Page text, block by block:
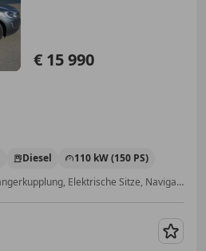
€ 15 990
Diesel
110 kW (150 PS)
Elektrische Heckklappe, Anhängerkupplung, Elektrische Sitze, Navigationssystem, Sitzheizung, Alufelgen, ABS, Elektrische Fensterheber